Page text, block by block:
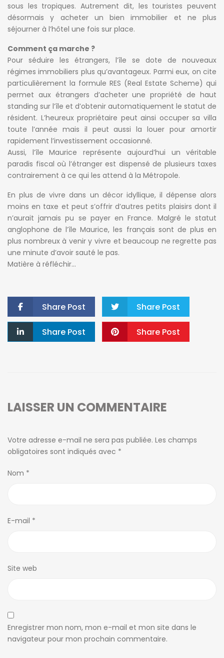
sous les tropiques. Autrement dit, les touristes peuvent
désormais y acheter un bien immobilier et ne plus
séjourner à l’hôtel une fois sur place.
Comment ça marche ?
Pour séduire les étrangers, l’île se dote de nouveaux
régimes immobiliers plus qu’avantageux. Parmi eux, on cite
particulièrement la formule RES (Real Estate Scheme) qui
permet aux étrangers d’acheter une propriété de haut
standing sur l’île et d’obtenir automatiquement le statut de
résident. L’heureux propriétaire peut ainsi occuper sa villa
toute l’année mais il peut aussi la louer pour amortir
rapidement l’investissement occasionné.
Aussi, l’île Maurice représente aujourd’hui un véritable
paradis fiscal où l’étranger est dispensé de plusieurs taxes
contrairement à ce qui les attend à la Métropole.
En plus de vivre dans un décor idyllique, il dépense alors
moins en taxe et peut s’offrir d’autres petits plaisirs dont il
n’aurait jamais pu se payer en France. Malgré le statut
anglophone de l’île Maurice, les français sont de plus en
plus nombreux à venir y vivre et beaucoup ne regrette pas
une minute d’avoir sauté le pas.
Matière à réfléchir…
Share Post Share Post
Share Post Share Post
LAISSER UN COMMENTAIRE
Votre adresse e-mail ne sera pas publiée. Les champs
obligatoires sont indiqués avec *
Nom *
E-mail *
Site web
Enregistrer mon nom, mon e-mail et mon site dans le
navigateur pour mon prochain commentaire.